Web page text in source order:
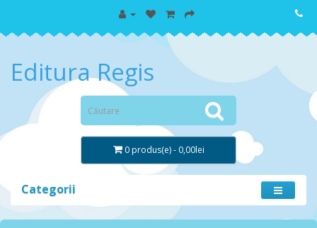
Editura Regis
0 produs(e) - 0,00lei
Categorii